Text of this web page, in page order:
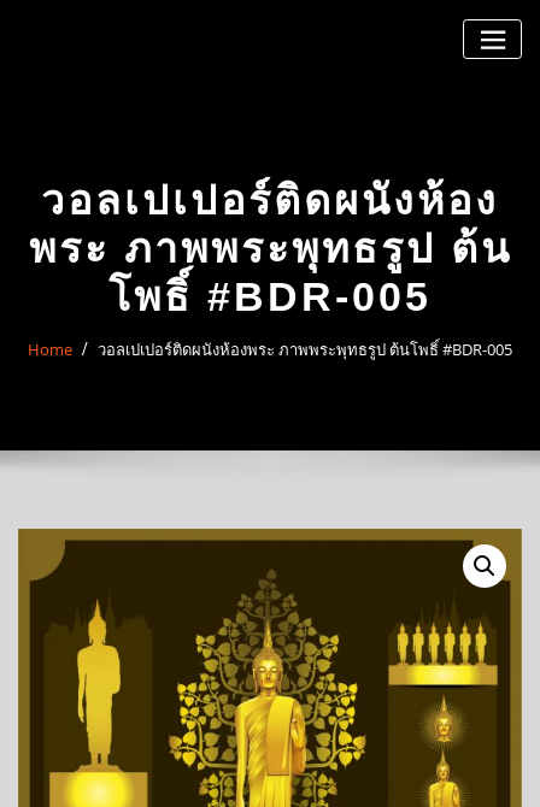
วอลเปเปอร์ติดผนังห้อง
พระ ภาพพระพุทธรูป ต้น
โพธิ์ #BDR-005
Home วอลเปเปอร์ติดผนังห้องพระ ภาพพระพุทธรูป ต้นโพธิ์ #BDR-005